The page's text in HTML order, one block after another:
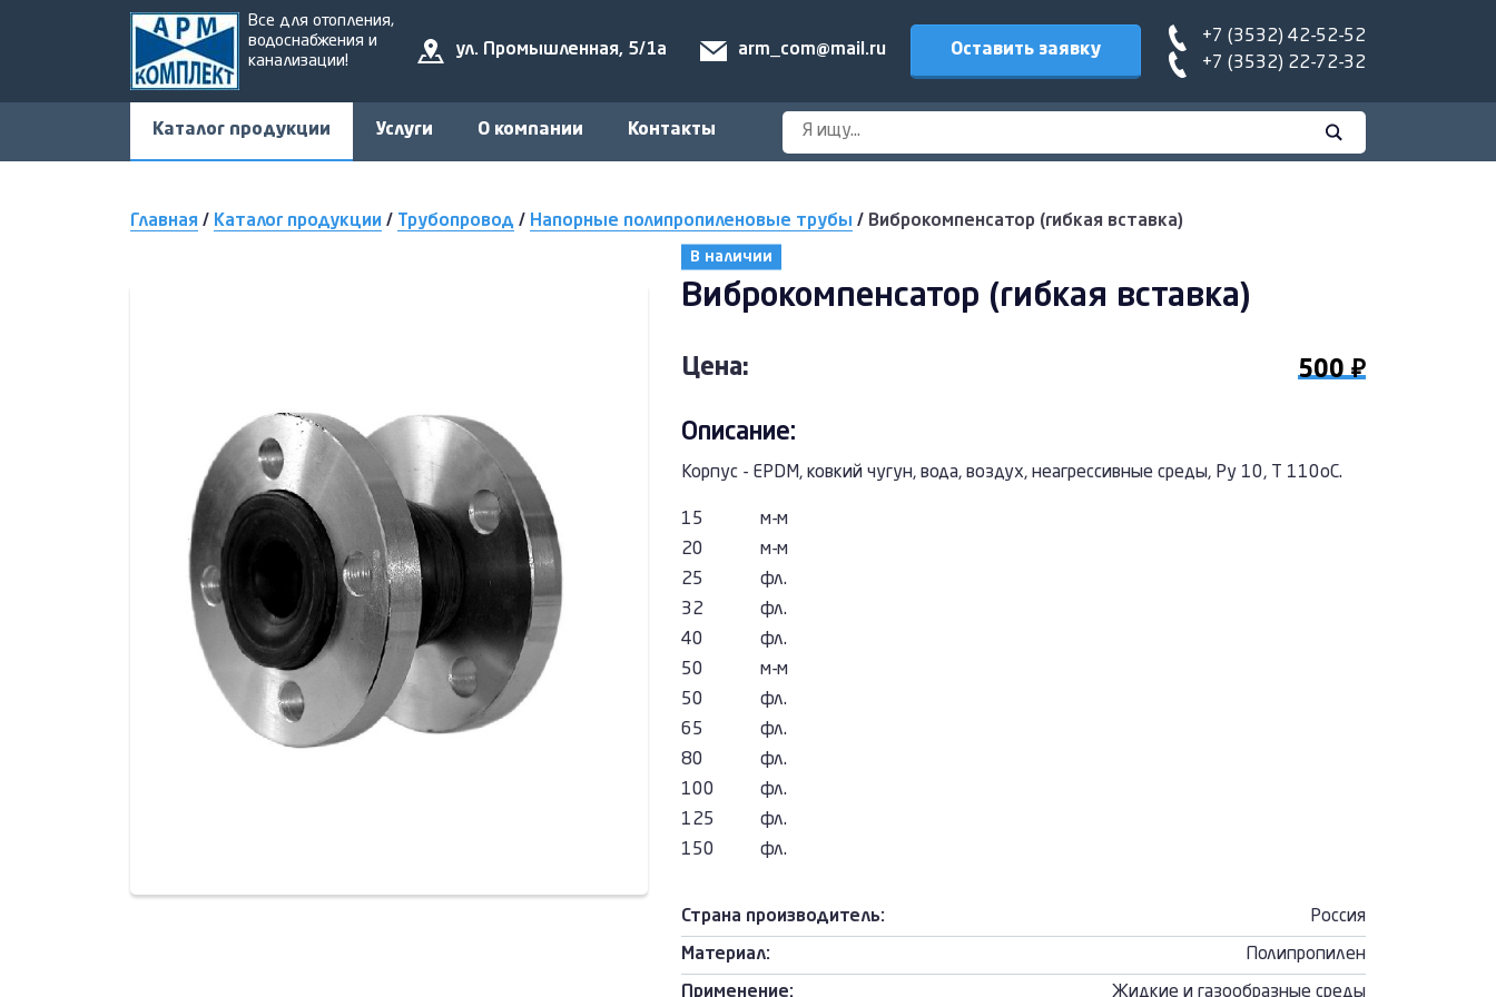
Все для отопления,
водоснабжения и
канализации!
ул. Промышленная, 5/1а arm_com@mail.ru Оставить заявку
+7 (3532) 42-52-52
+7 (3532) 22-72-32
Каталог продукции Услуги О компании Контакты
Главная / Каталог продукции / Трубопровод / Напорные полипропиленовые трубы / Виброкомпенсатор (гибкая вставка)
В наличии
Виброкомпенсатор (гибкая вставка)
Цена: 500 ₽
Описание:
Корпус - EPDM, ковкий чугун, вода, воздух, неагрессивные среды, Ру 10, Т 110оС.
15
м-м
20
м-м
25
фл.
32
фл.
40
фл.
50
м-м
50
фл.
65
фл.
80
фл.
100
фл.
125
фл.
150
фл.
Страна производитель: Россия
Материал: Полипропилен
Применение: Жидкие и газообразные среды